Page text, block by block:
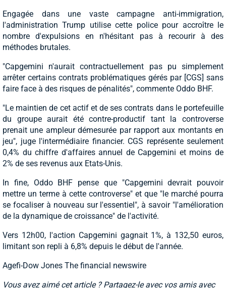
Engagée dans une vaste campagne anti-immigration,
l'administration Trump utilise cette police pour accroître le
nombre d'expulsions en n'hésitant pas à recourir à des
méthodes brutales.
"Capgemini n'aurait contractuellement pas pu simplement
arrêter certains contrats problématiques gérés par [CGS] sans
faire face à des risques de pénalités", commente Oddo BHF.
"Le maintien de cet actif et de ses contrats dans le portefeuille
du groupe aurait été contre-productif tant la controverse
prenait une ampleur démesurée par rapport aux montants en
jeu", juge l'intermédiaire financier. CGS représente seulement
0,4% du chiffre d'affaires annuel de Capgemini et moins de
2% de ses revenus aux Etats-Unis.
In fine, Oddo BHF pense que "Capgemini devrait pouvoir
mettre un terme à cette controverse" et que "le marché pourra
se focaliser à nouveau sur l'essentiel", à savoir "l'amélioration
de la dynamique de croissance" de l'activité.
Vers 12h00, l'action Capgemini gagnait 1%, à 132,50 euros,
limitant son repli à 6,8% depuis le début de l'année.
Agefi-Dow Jones The financial newswire
Vous avez aimé cet article ? Partagez-le avec vos amis avec